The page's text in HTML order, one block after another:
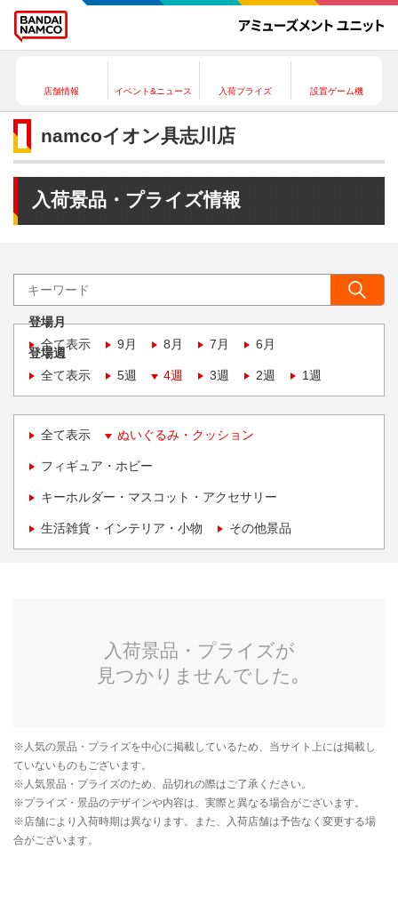
店舗情報 イベント&ニュース 入荷プライズ 設置ゲーム機
namcoイオン具志川店
入荷景品・プライズ情報
登場月
全て表示
9月 8月 7月 6月
登場週
全て表示
5週 4週 3週 2週 1週
全て表示 ぬいぐるみ・クッション
フィギュア・ホビー
キーホルダー・マスコット・アクセサリー
生活雑貨・インテリア・小物 その他景品